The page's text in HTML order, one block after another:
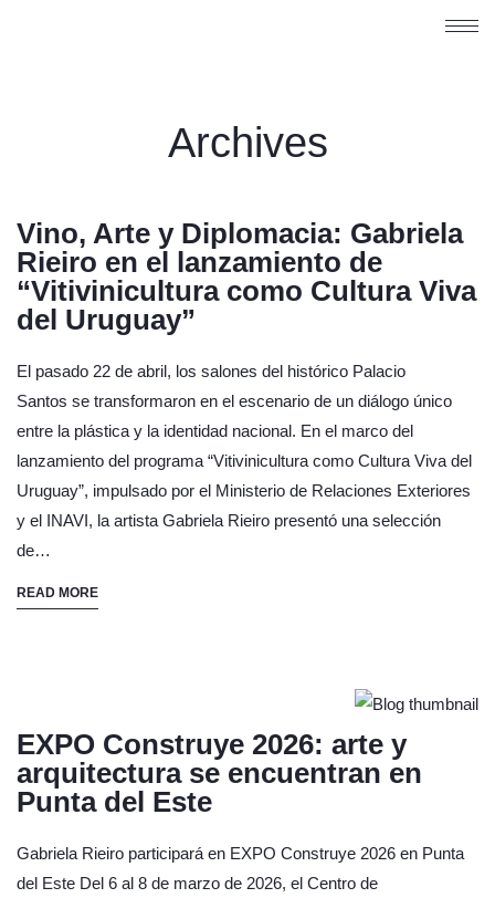
Archives
Vino, Arte y Diplomacia: Gabriela
Rieiro en el lanzamiento de
“Vitivinicultura como Cultura Viva
del Uruguay”
El pasado 22 de abril, los salones del histórico Palacio
Santos se transformaron en el escenario de un diálogo único
entre la plástica y la identidad nacional. En el marco del
lanzamiento del programa “Vitivinicultura como Cultura Viva del
Uruguay”, impulsado por el Ministerio de Relaciones Exteriores
y el INAVI, la artista Gabriela Rieiro presentó una selección
de…
READ MORE
EXPO Construye 2026: arte y
arquitectura se encuentran en
Punta del Este
Gabriela Rieiro participará en EXPO Construye 2026 en Punta
del Este Del 6 al 8 de marzo de 2026, el Centro de